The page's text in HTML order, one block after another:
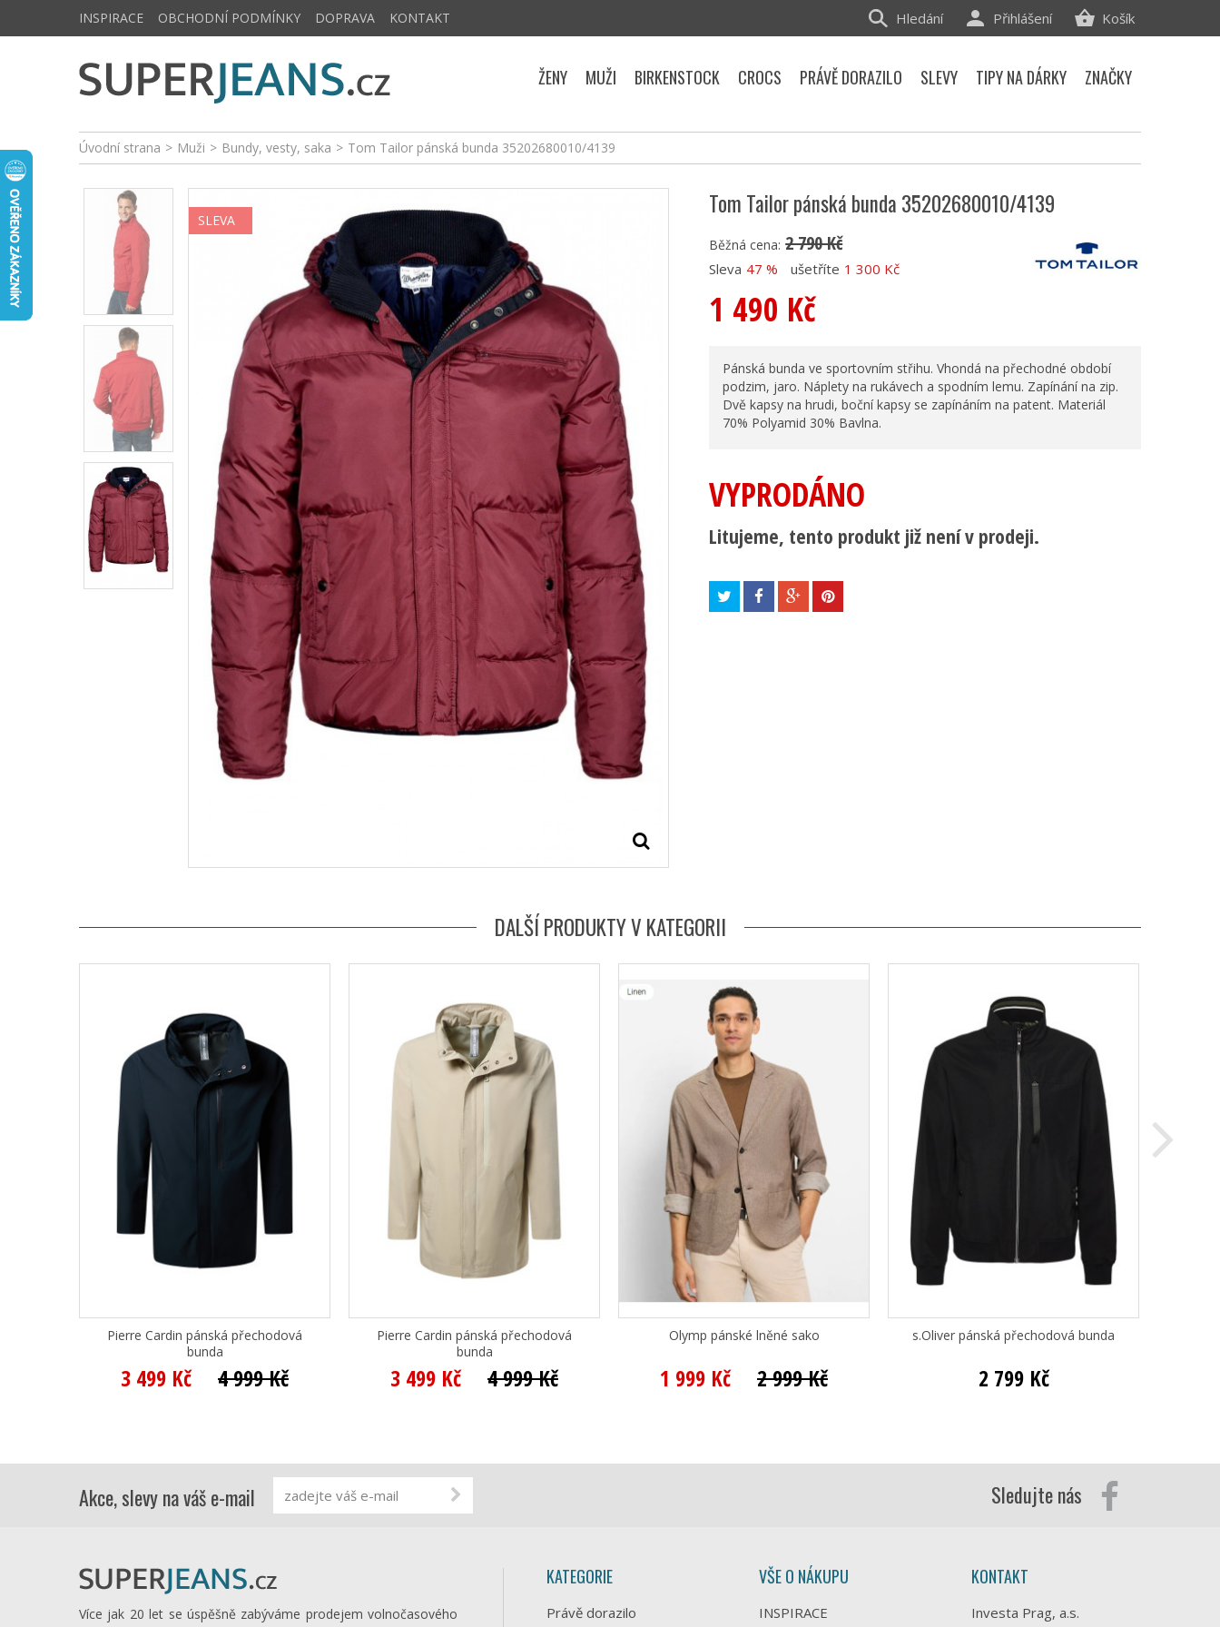
Úvodní strana > Muži > Bundy, vesty, saka > Tom Tailor pánská bunda 35202680010/4139
SLEVA
Tom Tailor pánská bunda 35202680010/4139
Běžná cena: 2 790 Kč
Sleva 47 % ušetříte 1 300 Kč
1 490 Kč
Pánská bunda ve sportovním střihu. Vhondá na přechodné období
podzim, jaro. Náplety na rukávech a spodním lemu. Zapínání na zip.
Dvě kapsy na hrudi, boční kapsy se zapínáním na patent. Materiál
70% Polyamid 30% Bavlna.
VYPRODÁNO
Litujeme, tento produkt již není v prodeji.
DALŠÍ PRODUKTY V KATEGORII
Pierre Cardin pánská přechodová
bunda
3 499 Kč 4 999 Kč
Pierre Cardin pánská přechodová
bunda
3 499 Kč 4 999 Kč
Olymp pánské lněné sako
1 999 Kč 2 999 Kč
s.Oliver pánská přechodová bunda
2 799 Kč
INSPIRACE OBCHODNÍ PODMÍNKY DOPRAVA KONTAKT Košík
Přihlášení
Hledání
ŽENY MUŽI BIRKENSTOCK CROCS PRÁVĚ DORAZILO SLEVY TIPY NA DÁRKY ZNAČKY
Akce, slevy na váš e-mail Sledujte nás
Více jak 20 let se úspěšně zabýváme prodejem volnočasového
KATEGORIE
Právě dorazilo
VŠE O NÁKUPU
INSPIRACE
KONTAKT
Investa Prag, a.s.